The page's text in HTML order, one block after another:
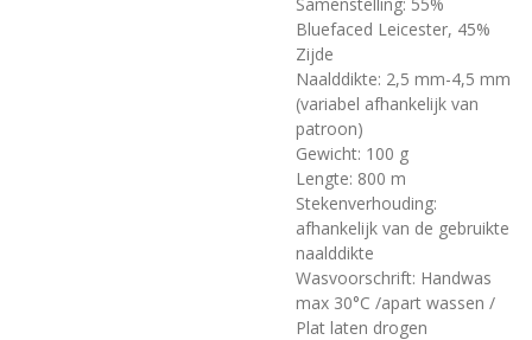
Bluefaced Leicester, 45%
Zijde
Naalddikte: 2,5 mm-4,5 mm
(variabel afhankelijk van
patroon)
Gewicht: 100 g
Lengte: 800 m
Stekenverhouding:
afhankelijk van de gebruikte
naalddikte
Wasvoorschrift: Handwas
max 30°C /apart wassen /
Plat laten drogen